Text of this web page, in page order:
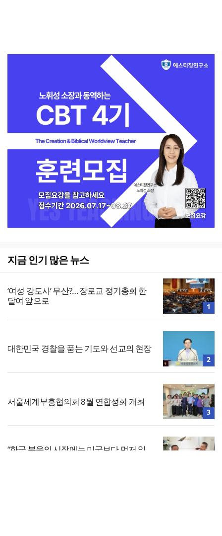
지금 인기 많은 뉴스
‘여성 강도사’ 무산?… 장로교 정기총회 한
달여 앞으로
1
대한민국 경찰을 품는 기도와 선교의 현장
2
서울세계부흥협의회 8월 연합성회 개최
3
“한국 복음의 시작에는 미국보다 먼저 일